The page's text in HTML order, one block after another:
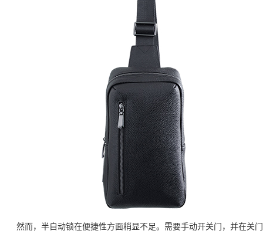
然而，半自动锁在便捷性方面稍显不足。需要手动开关门，并在关门